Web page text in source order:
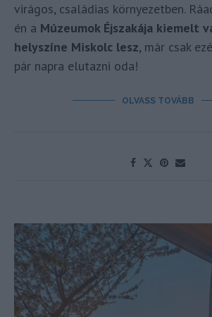
virágos, családias környezetben.
én a Múzeumok Éjszakája kiemelt
helyszíne Miskolc lesz, már csak
pár napra elutazni oda!
OLVASS TOVÁBB